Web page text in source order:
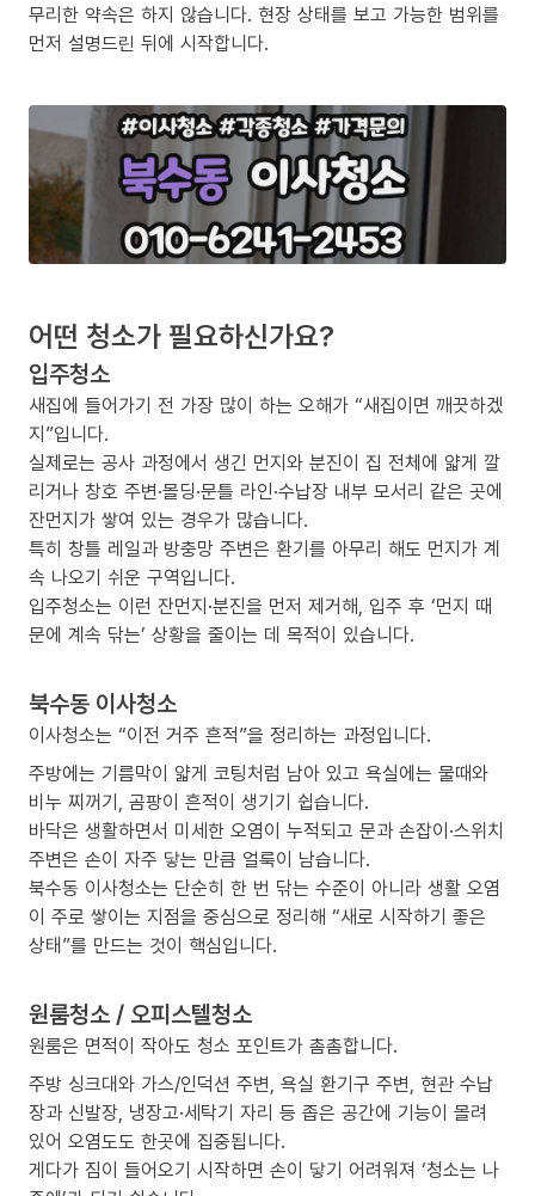
무리한 약속은 하지 않습니다. 현장 상태를 보고 가능한 범위를
먼저 설명드린 뒤에 시작합니다.
어떤 청소가 필요하신가요?
입주청소
새집에 들어가기 전 가장 많이 하는 오해가 “새집이면 깨끗하겠
지”입니다.
실제로는 공사 과정에서 생긴 먼지와 분진이 집 전체에 얇게 깔
리거나 창호 주변·몰딩·문틀 라인·수납장 내부 모서리 같은 곳에
잔먼지가 쌓여 있는 경우가 많습니다.
특히 창틀 레일과 방충망 주변은 환기를 아무리 해도 먼지가 계
속 나오기 쉬운 구역입니다.
입주청소는 이런 잔먼지·분진을 먼저 제거해, 입주 후 ‘먼지 때
문에 계속 닦는’ 상황을 줄이는 데 목적이 있습니다.
북수동 이사청소
이사청소는 “이전 거주 흔적”을 정리하는 과정입니다.
주방에는 기름막이 얇게 코팅처럼 남아 있고 욕실에는 물때와
비누 찌꺼기, 곰팡이 흔적이 생기기 쉽습니다.
바닥은 생활하면서 미세한 오염이 누적되고 문과 손잡이·스위치
주변은 손이 자주 닿는 만큼 얼룩이 남습니다.
북수동 이사청소는 단순히 한 번 닦는 수준이 아니라 생활 오염
이 주로 쌓이는 지점을 중심으로 정리해 “새로 시작하기 좋은
상태”를 만드는 것이 핵심입니다.
원룸청소 / 오피스텔청소
원룸은 면적이 작아도 청소 포인트가 촘촘합니다.
주방 싱크대와 가스/인덕션 주변, 욕실 환기구 주변, 현관 수납
장과 신발장, 냉장고·세탁기 자리 등 좁은 공간에 기능이 몰려
있어 오염도도 한곳에 집중됩니다.
게다가 짐이 들어오기 시작하면 손이 닿기 어려워져 ‘청소는 나